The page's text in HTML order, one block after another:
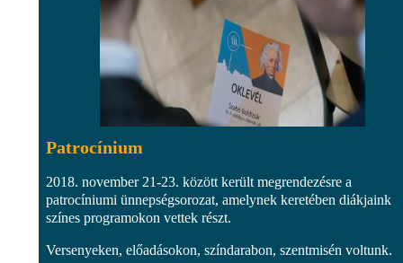
Patrocínium
2018. november 21-23. között került megrendezésre a
patrocíniumi ünnepségsorozat, amelynek keretében diákjaink
színes programokon vettek részt.
Versenyeken, előadásokon, színdarabon, szentmisén voltunk.